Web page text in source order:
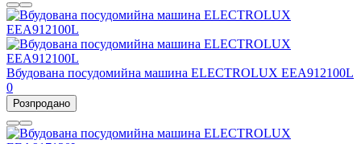
Вбудована посудомийна машина ELECTROLUX EEA912100L
0
Розпродано